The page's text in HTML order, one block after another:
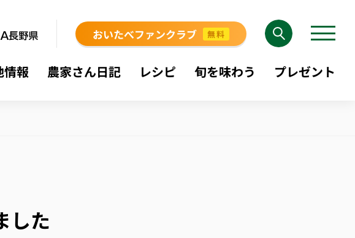
おいたべファンクラブ 無料
情報 農家さん日記 レシピ 旬を味わう プレゼント
した